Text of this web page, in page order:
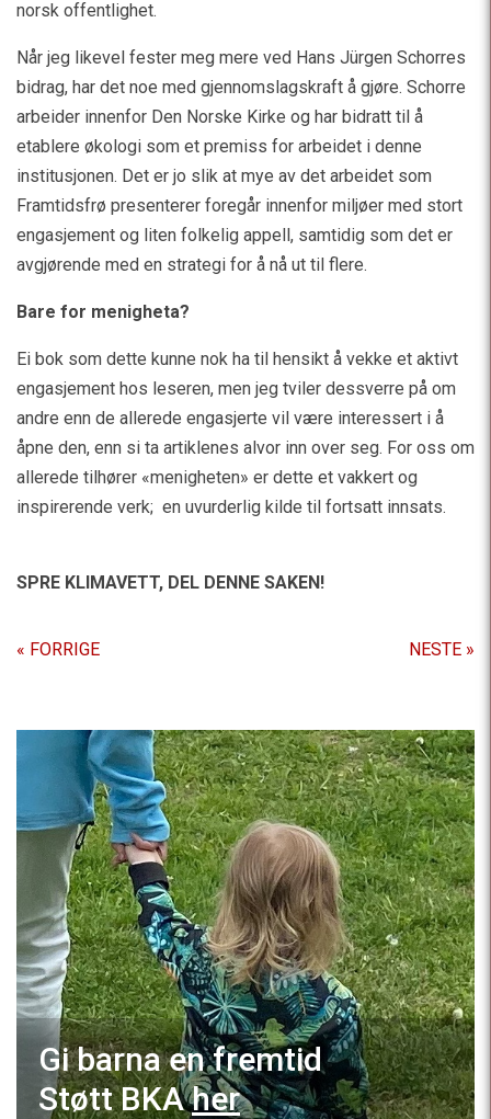
norsk offentlighet.
Når jeg likevel fester meg mere ved Hans Jürgen Schorres
bidrag, har det noe med gjennomslagskraft å gjøre. Schorre
arbeider innenfor Den Norske Kirke og har bidratt til å
etablere økologi som et premiss for arbeidet i denne
institusjonen. Det er jo slik at mye av det arbeidet som
Framtidsfrø presenterer foregår innenfor miljøer med stort
engasjement og liten folkelig appell, samtidig som det er
avgjørende med en strategi for å nå ut til flere.
Bare for menigheta?
Ei bok som dette kunne nok ha til hensikt å vekke et aktivt
engasjement hos leseren, men jeg tviler dessverre på om
andre enn de allerede engasjerte vil være interessert i å
åpne den, enn si ta artiklenes alvor inn over seg. For oss om
allerede tilhører «menigheten» er dette et vakkert og
inspirerende verk; en uvurderlig kilde til fortsatt innsats.
SPRE KLIMAVETT, DEL DENNE SAKEN!
« FORRIGE NESTE »
Gi barna en fremtid
Støtt BKAher